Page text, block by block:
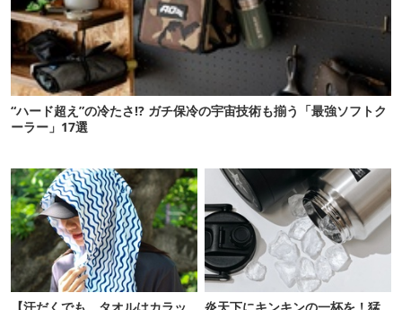
“ハード超え”の冷たさ!? ガチ保冷の宇宙技術も揃う「最強ソフトク
ーラー」17選